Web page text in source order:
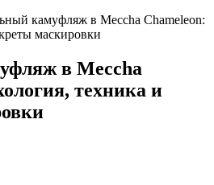
камуфляж в Meccha Chameleon:
маскировки
в Meccha
техника и